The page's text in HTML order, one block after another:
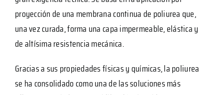
proyección de una membrana continua de poliurea que,
una vez curada, forma una capa impermeable, elástica y
de altísima resistencia mecánica.
Gracias a sus propiedades físicas y químicas, la poliurea
se ha consolidado como una de las soluciones más